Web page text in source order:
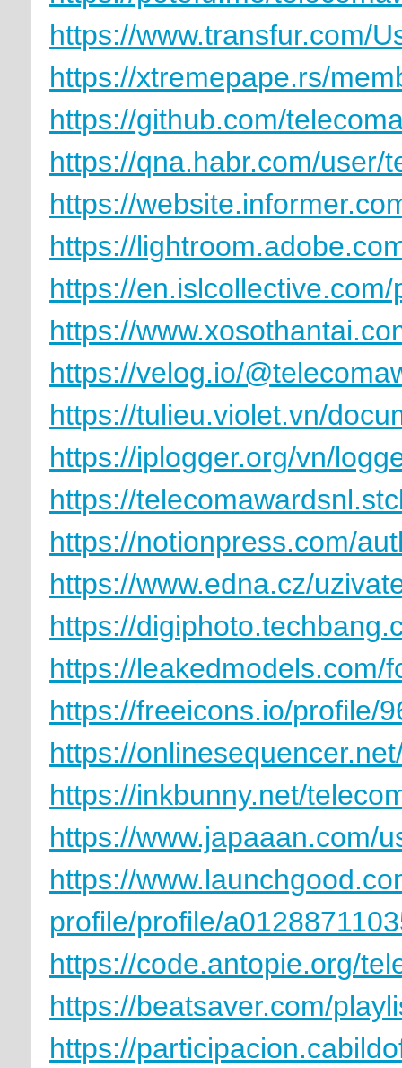
https://www.transfur.com/
https://xtremepape.rs/
https://github.com/
https://qna.habr.com/user/
https://
https://
https://
https://
https://velog.io/
https://tulieu.violet.vn/
https://iplogger.org/vn/
https://
https://notionpress.com/
https://www.edna.cz/
https://
https://leakedmodels.com/
https://freeicons.io/profile/
https://
https://inkbunny.net/
https://www.japaaan.com/
https://
profile/profile/
https://code.antopie.org/
https://beatsaver.com/
https://